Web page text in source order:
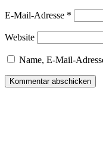
E-Mail-Adresse *
Website
Name, E-Mail-